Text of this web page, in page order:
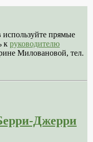
используйте прямые
к руководителю
Миловановой, тел.
Джерри